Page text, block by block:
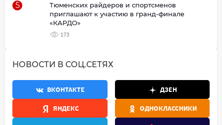
5
Тюменских райдеров и спортсменов
приглашают к участию в гранд-финале
«КАРДО»
173
НОВОСТИ В СОЦ.СЕТЯХ
ВКОНТАКТЕ ДЗЕН
ЯНДЕКС ОДНОКЛАССНИКИ